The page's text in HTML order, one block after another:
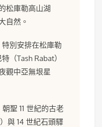
松庫勒高山湖
自然。
特別安排在松庫勒
（Tash Rabat）
觀中亞無垠星
朝聖 11 世紀的古老
與 14 世紀石頭驛